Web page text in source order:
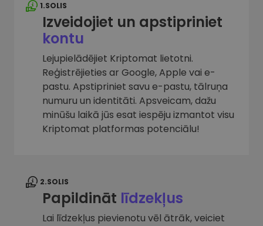
1.SOLIS
Izveidojiet un apstipriniet
kontu
Lejupielādējiet Kriptomat lietotni.
Reģistrējieties ar Google, Apple vai e-
pastu. Apstipriniet savu e-pastu, tālruņa
numuru un identitāti. Apsveicam, dažu
minūšu laikā jūs esat iespēju izmantot visu
Kriptomat platformas potenciālu!
2.SOLIS
Papildināt līdzekļus
Lai līdzekļus pievienotu vēl ātrāk, veiciet